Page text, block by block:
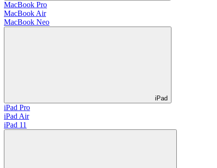
MacBook Pro
MacBook Air
MacBook Neo
iPad
iPad Pro
iPad Air
iPad 11